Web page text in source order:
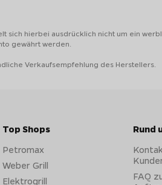
sich hierbei ausdrücklich nicht um ein
gewährt werden.
Verkaufsempfehlung des Herstellers.
Top Shops
Petromax
Weber Grill
Elektrogrill
Rund
FAQ